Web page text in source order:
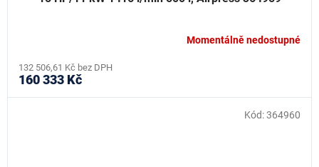
Momentálně nedostupné
132 506,61 Kč bez DPH
160 333 Kč
Kód:364960